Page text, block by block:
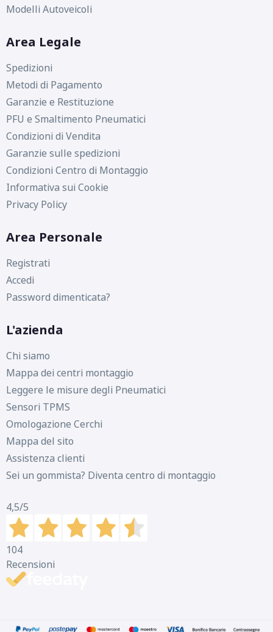
D
Modelli Autoveicoli
Area Legale
Spedizioni
Metodi di Pagamento
Garanzie e Restituzione
PFU e Smaltimento Pneumatici
Condizioni di Vendita
Garanzie sulle spedizioni
Condizioni Centro di Montaggio
Informativa sui Cookie
Privacy Policy
Area Personale
Registrati
Accedi
Password dimenticata?
L'azienda
Chi siamo
Mappa dei centri montaggio
Leggere le misure degli Pneumatici
Sensori TPMS
Omologazione Cerchi
Mappa del sito
Assistenza clienti
Sei un gommista? Diventa centro di montaggio
4,5/5
104
Recensioni